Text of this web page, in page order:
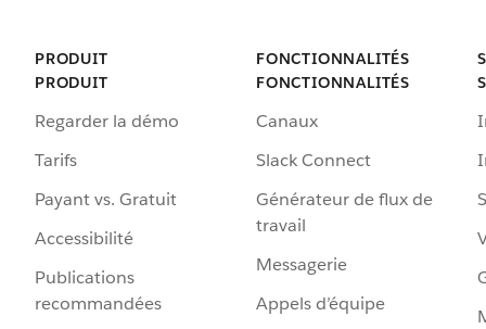
PRODUIT
PRODUIT
Regarder la démo
Tarifs
Payant vs. Gratuit
Accessibilité
Publications
recommandées
FONCTIONNALITÉS
FONCTIONNALITÉS
Canaux
Slack Connect
Générateur de flux de
travail
Messagerie
Appels d’équipe